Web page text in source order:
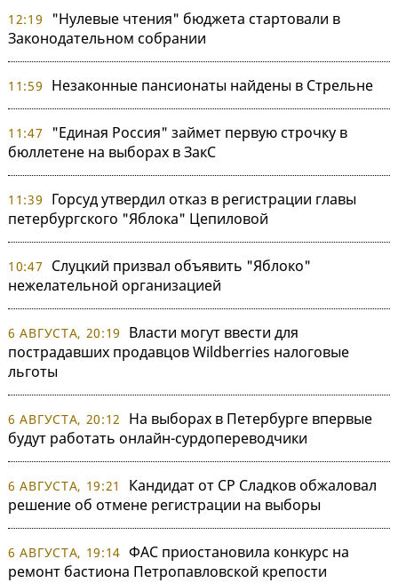
12:19
"Нулевые чтения" бюджета стартовали в
Законодательном собрании
11:59 Незаконные пансионаты найдены в Стрельне
11:47
"Единая Россия" займет первую строчку в
бюллетене на выборах в ЗакС
11:39
Горсуд утвердил отказ в регистрации главы
петербургского "Яблока" Цепиловой
10:47
Слуцкий призвал объявить "Яблоко"
нежелательной организацией
6 АВГУСТА, 20:19
Власти могут ввести для
пострадавших продавцов Wildberries налоговые
льготы
6 АВГУСТА, 20:12
На выборах в Петербурге впервые
будут работать онлайн-сурдопереводчики
6 АВГУСТА, 19:21
Кандидат от СР Сладков обжаловал
решение об отмене регистрации на выборы
6 АВГУСТА, 19:14 ФАС приостановила конкурс на
ремонт бастиона Петропавловской крепости